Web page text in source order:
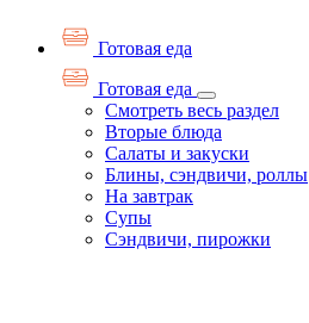
Готовая еда
Готовая еда
Смотреть весь раздел
Вторые блюда
Салаты и закуски
Блины, сэндвичи, роллы
На завтрак
Супы
Сэндвичи, пирожки